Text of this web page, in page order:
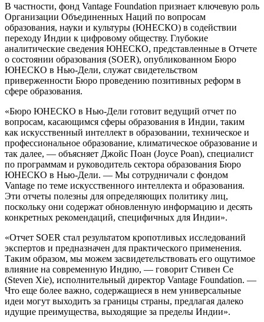
В частности, фонд Vantage Foundation признает ключевую роль
Организации Объединенных Наций по вопросам
образования, науки и культуры (ЮНЕСКО) в содействии
переходу Индии к цифровому обществу. Глубокие
аналитические сведения ЮНЕСКО, представленные в Отчете
о состоянии образования (SOER), опубликованном Бюро
ЮНЕСКО в Нью-Дели, служат свидетельством
приверженности Бюро проведению позитивных реформ в
сфере образования.
«Бюро ЮНЕСКО в Нью-Дели готовит ведущий отчет по
вопросам, касающимся сферы образования в Индии, таким
как искусственный интеллект в образовании, техническое и
профессиональное образование, климатическое образование и
так далее, — объясняет Джойс Поан (Joyce Poan), специалист
по программам и руководитель сектора образования Бюро
ЮНЕСКО в Нью-Дели. — Мы сотрудничали с фондом
Vantage по теме искусственного интеллекта и образования.
Эти отчеты полезны для определяющих политику лиц,
поскольку они содержат обновленную информацию и десять
конкретных рекомендаций, специфичных для Индии».
«Отчет SOER стал результатом кропотливых исследований
экспертов и предназначен для практического применения.
Таким образом, мы можем засвидетельствовать его ощутимое
влияние на современную Индию, — говорит Стивен Се
(Steven Xie), исполнительный директор Vantage Foundation. —
Что еще более важно, содержащиеся в нем универсальные
идеи могут выходить за границы страны, предлагая далеко
идущие преимущества, выходящие за пределы Индии».